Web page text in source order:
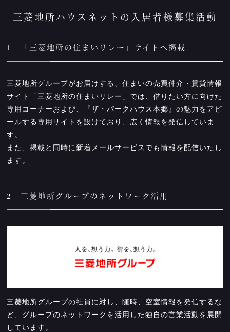
三菱地所ハウスネットの入居者様募集活動
1 「三菱地所の住まいリレー」サイトへ掲載
三菱地所グループがお届けする、住まいの売買仲介・賃貸情報
サイト「三菱地所の住まいリレー」では、借りたい方に向けた
専用コーナーおよび、『ザ・パークハウス本郷』の魅力をアピ
ールする専用サイトを設けており、広く情報を発信していま
す。
また、掲載と同時に新着メールサービスでも情報を配信いたし
ます。
2 三菱地所グループのネットワーク活用
三菱地所グループの社員に対し、随時、空室情報を発信するな
ど、グループのネットワークを活用した独自の営業活動を展開
しています。